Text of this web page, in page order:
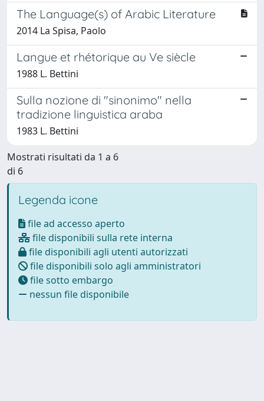
The Language(s) of Arabic Literature
2014 La Spisa, Paolo
Langue et rhétorique au Ve siècle
1988 L. Bettini
Sulla nozione di "sinonimo" nella
tradizione linguistica araba
1983 L. Bettini
Mostrati risultati da 1 a 6
di 6
Legenda icone
file ad accesso aperto
file disponibili sulla rete interna
file disponibili agli utenti autorizzati
file disponibili solo agli amministratori
file sotto embargo
nessun file disponibile